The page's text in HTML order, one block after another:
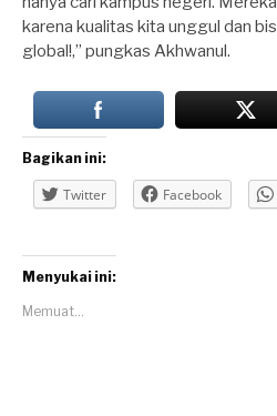
karena kualitas kita unggul dan
global!,” pungkas Akhwanul.
Bagikan ini:
Twitter Facebook
Menyukai ini:
Memuat...